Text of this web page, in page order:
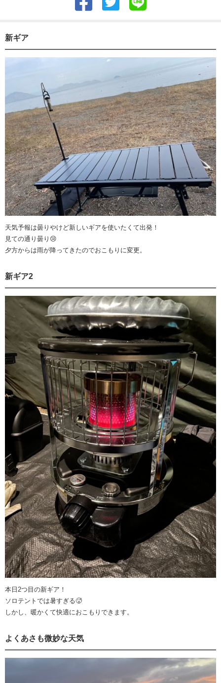
新ギア
天気予報は曇りやけど新しいギアを使いたくて出発！
見ての通り曇り😢
夕方からは雨が降ってきたのでおこもりに変更。
新ギア2
本日2つ目の新ギア！
ソロテントでは暑すぎる🥵
しかし、暖かくて快適におこもりできます。
よくあさも微妙な天気